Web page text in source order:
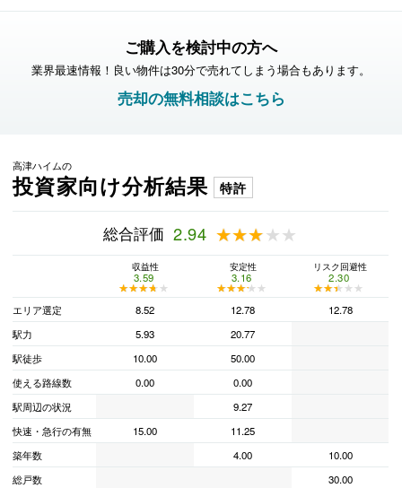
ご購入を検討中の方へ
業界最速情報！良い物件は30分で売れてしまう場合もあります。
売却の無料相談はこちら
高津ハイムの
投資家向け分析結果 特許
総合評価 2.94 ★★★★★
★★★★★
収益性
3.59
★★★★★
★★★★★
安定性
3.16
★★★★★
★★★★★
リスク回避性
2.30
★★★★★
★★★★★
エリア選定
8.52 12.78
12.78
駅力
5.93
20.77
駅徒歩
10.00
50.00
使える路線数
0.00
0.00
駅周辺の状況
9.27
快速・急行の有無
15.00
11.25
築年数
4.00
10.00
総戸数
30.00